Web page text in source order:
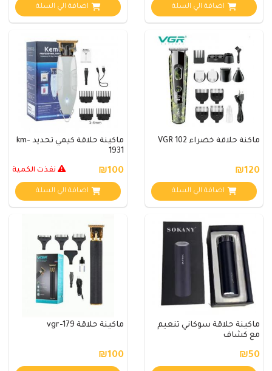
اضافة الي السلة اضافة الي السلة
ماكنة حلاقة خضراء VGR 102
₪120
اضافة الي السلة
ماكينة حلاقة كيمي تحديد km-
1931
₪100 نفذت الكمية
اضافة الي السلة
ماكينة حلاقة سوكاني تنعيم
مع كشاف
₪50
ماكينة حلاقة vgr-179
₪100